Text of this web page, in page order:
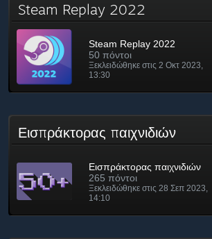
Steam Replay 2022
Steam Replay 2022
50 πόντοι
Ξεκλειδώθηκε στις 2 Οκτ 2023,
13:30
Εισπράκτορας παιχνιδιών
Εισπράκτορας παιχνιδιών
265 πόντοι
Ξεκλειδώθηκε στις 28 Σεπ 2023,
14:10